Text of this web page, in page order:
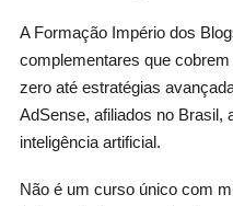
A Formação Império dos
complementares que
zero até estratégias
AdSense, afiliados no Brasil,
inteligência artificial.
Não é um curso único com